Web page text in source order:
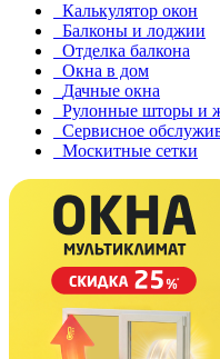
Калькулятор окон
Балконы и лоджии
Отделка балкона
Окна в дом
Дачные окна
Рулонные шторы и
Сервисное
Москитные сетки